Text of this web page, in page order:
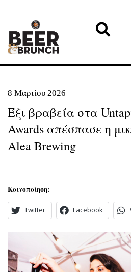
8 Μαρτίου 2026
Έξι βραβεία στα
Awards απέσπασε η
Alea Brewing
Κοινοποίηση:
Twitter Facebook